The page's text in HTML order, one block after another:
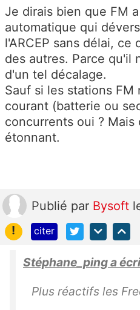
Je dirais bien que FM
automatique qui
l'ARCEP sans délai, ce
des autres. Parce qu'il
d'un tel décalage.
Sauf si les stations
courant (batterie ou
concurrents oui ? Mais
étonnant.
Publié par Bysoft
!
citer
Stéphane_ping a
Plus réactifs les